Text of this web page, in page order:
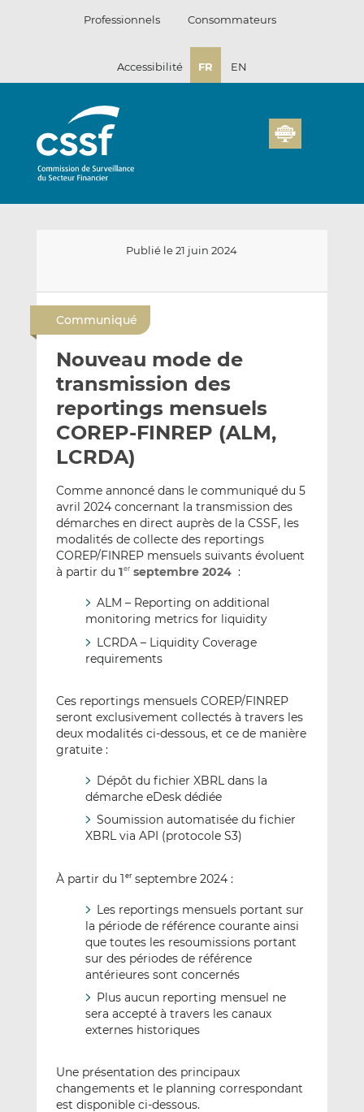
Professionnels Consommateurs
Accessibilité FR EN
Publié le 21 juin 2024
y
e
r
p
a
m
a
i
l
a
g
e
r
s
L
n
k
e
I
n
a
g
e
r
s
F
a
c
e
b
o
k
Communiqué
Nouveau mode de
transmission des
reportings mensuels
COREP-FINREP (ALM,
LCRDA)
Comme annoncé dans le communiqué du 5
avril 2024 concernant la transmission des
démarches en direct auprès de la CSSF, les
modalités de collecte des reportings
COREP/FINREP mensuels suivants évoluent
à partir du 1erseptembre 2024 :
ALM – Reporting on additional
monitoring metrics for liquidity
LCRDA – Liquidity Coverage
requirements
Ces reportings mensuels COREP/FINREP
seront exclusivement collectés à travers les
deux modalités ci-dessous, et ce de manière
gratuite :
Dépôt du fichier XBRL dans la
démarche eDesk dédiée
Soumission automatisée du fichier
XBRL via API (protocole S3)
À partir du 1 erseptembre 2024 :
Les reportings mensuels portant sur
la période de référence courante ainsi
que toutes les resoumissions portant
sur des périodes de référence
antérieures sont concernés
Plus aucun reporting mensuel ne
sera accepté à travers les canaux
externes historiques
Une présentation des principaux
changements et le planning correspondant
est disponible ci-dessous.